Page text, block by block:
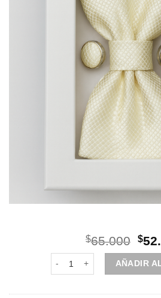
$65.000 El
era:
$
Set | Humita | 4 Piezas |
AÑADIR